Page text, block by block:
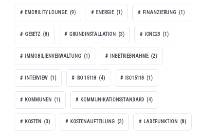
EMOBILITY LOUNGE (9) ENERGIE (1) FINANZIERUNG (1)
GESETZ (8) GRUNDINSTALLATION (3) ICNC23 (1)
IMMOBILIENVERWALTUNG (1) INBETRIEBNAHME (2)
INTERVIEW (1) ISO 15118 (4) ISO15118 (1)
KOMMUNEN (1) KOMMUNIKATIONSSTANDARD (4)
KOSTEN (3) KOSTENAUFTEILUNG (3) LADEFUNKTION (8)